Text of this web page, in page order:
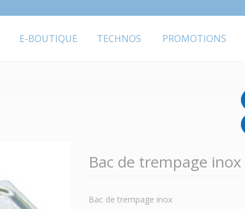
E-BOUTIQUE TECHNOS PROMOTIONS
Bac de trempage inox
Bac de trempage inox